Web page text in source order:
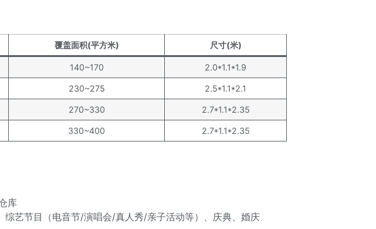
覆盖面积(平方米) 尺寸(米)
140~170 2.0*1.1*1.9
230~275 2.5*1.1*2.1
270~330 2.7*1.1*2.35
330~400 2.7*1.1*2.35
库
综艺节目（电音节/演唱会/真人秀/亲子活动等）、庆典、婚庆